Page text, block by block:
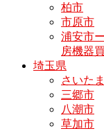
柏市
市原市
浦安市
房機器
埼玉県
さいた
三郷市
八潮市
草加市